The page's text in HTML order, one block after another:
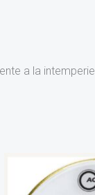
a la intemperie.